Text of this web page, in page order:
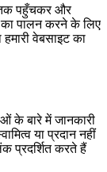
तक पहुँचकर और
का पालन करने के लिए
वेबसाइट का
के बारे में जानकारी
या प्रदान नहीं
प्रदर्शित करते हैं